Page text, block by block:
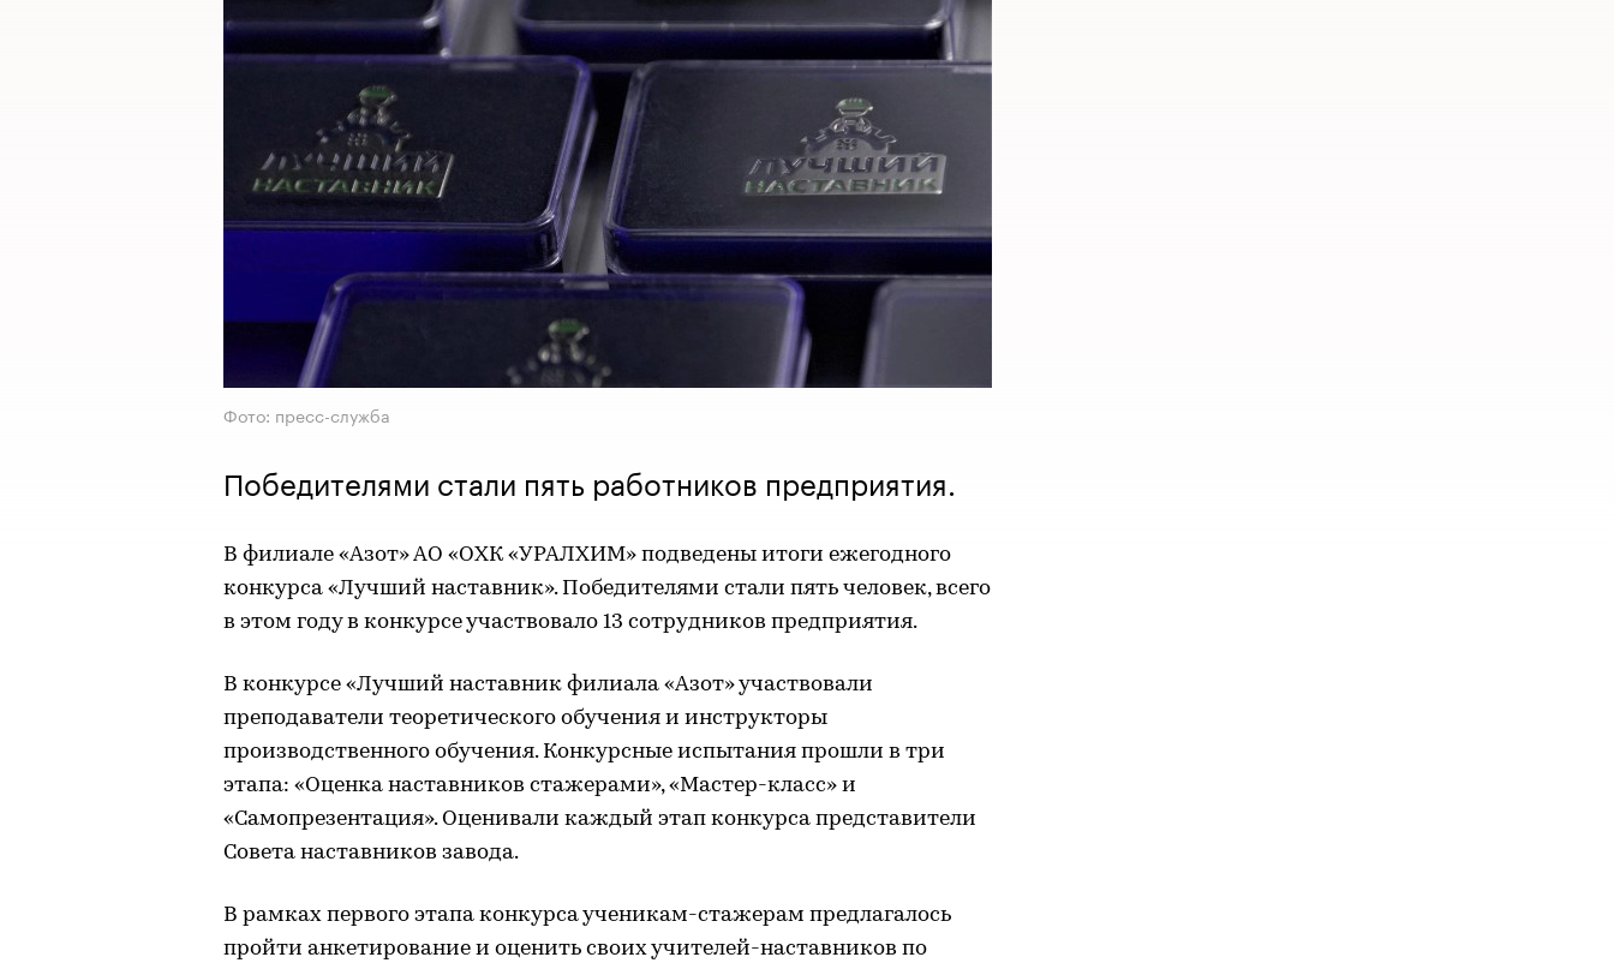
Фото: пресс-служба
Победителями стали пять работников предприятия.
В филиале «Азот» АО «ОХК «УРАЛХИМ» подведены итоги ежегодного
конкурса «Лучший наставник». Победителями стали пять человек, всего
в этом году в конкурсе участвовало 13 сотрудников предприятия.
В конкурсе «Лучший наставник филиала «Азот» участвовали
преподаватели теоретического обучения и инструкторы
производственного обучения. Конкурсные испытания прошли в три
этапа: «Оценка наставников стажерами», «Мастер-класс» и
«Самопрезентация». Оценивали каждый этап конкурса представители
Совета наставников завода.
В рамках первого этапа конкурса ученикам-стажерам предлагалось
пройти анкетирование и оценить своих учителей-наставников по